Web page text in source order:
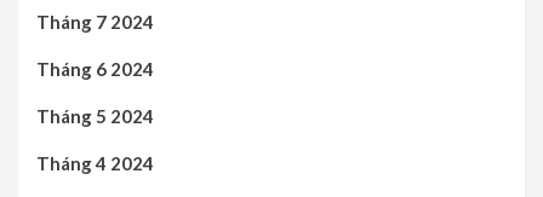
Tháng 7 2024
Tháng 6 2024
Tháng 5 2024
Tháng 4 2024